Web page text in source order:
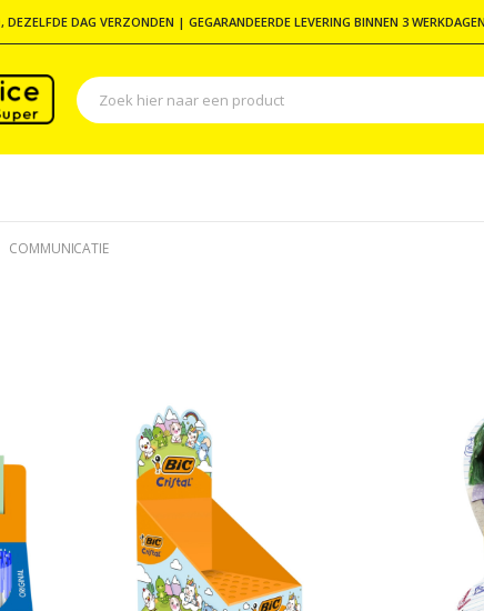
DAG VERZONDEN | GEGARANDEERDE LEVERING BINNEN 3 WERKDAGEN
COMMUNICATIE